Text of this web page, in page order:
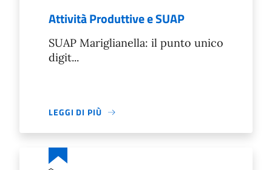
Attività Produttive e SUAP
SUAP Mariglianella: il punto unico
digit...
LEGGI DI PIÙ